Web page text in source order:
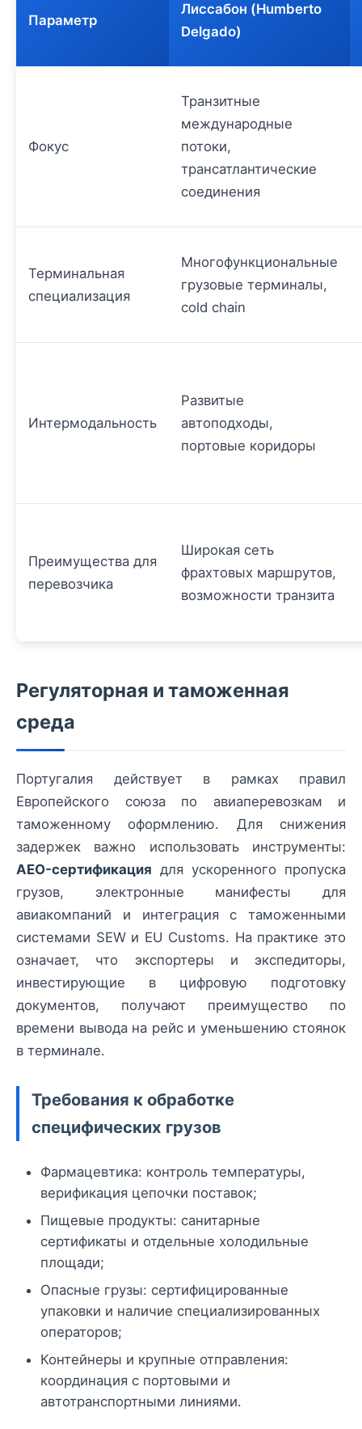
Параметр
Лиссабон (Humberto
Delgado)
Фокус
Транзитные
международные
потоки,
трансатлантические
соединения
Терминальная
специализация
Многофункциональные
грузовые терминалы,
cold chain
Интермодальность
Развитые
автоподходы,
портовые коридоры
Преимущества для
перевозчика
Широкая сеть
фрахтовых маршрутов,
возможности транзита
Регуляторная и таможенная
среда
Португалия действует в рамках правил
Европейского союза по авиаперевозкам и
таможенному оформлению. Для снижения
задержек важно использовать инструменты:
AEO-сертификация для ускоренного пропуска
грузов, электронные манифесты для
авиакомпаний и интеграция с таможенными
системами SEW и EU Customs. На практике это
означает, что экспортеры и экспедиторы,
инвестирующие в цифровую подготовку
документов, получают преимущество по
времени вывода на рейс и уменьшению стоянок
в терминале.
Требования к обработке
специфических грузов
Фармацевтика: контроль температуры,
верификация цепочки поставок;
Пищевые продукты: санитарные
сертификаты и отдельные холодильные
площади;
Опасные грузы: сертифицированные
упаковки и наличие специализированных
операторов;
Контейнеры и крупные отправления:
координация с портовыми и
автотранспортными линиями.